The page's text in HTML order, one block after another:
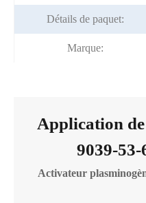
Détails de paquet:
Marque:
Application
9039-
Activateur